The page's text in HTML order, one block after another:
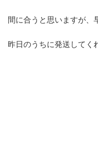
間に合うと思いますが、
昨日のうちに発送してく